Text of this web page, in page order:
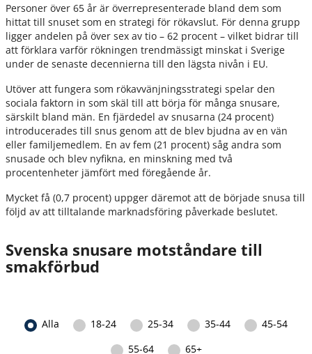
Personer över 65 år är överrepresenterade bland dem som
hittat till snuset som en strategi för rökavslut. För denna grupp
ligger andelen på över sex av tio – 62 procent – vilket bidrar till
att förklara varför rökningen trendmässigt minskat i Sverige
under de senaste decennierna till den lägsta nivån i EU.
Utöver att fungera som rökavvänjningsstrategi spelar den
sociala faktorn in som skäl till att börja för många snusare,
särskilt bland män. En fjärdedel av snusarna (24 procent)
introducerades till snus genom att de blev bjudna av en vän
eller familjemedlem. En av fem (21 procent) såg andra som
snusade och blev nyfikna, en minskning med två
procentenheter jämfört med föregående år.
Mycket få (0,7 procent) uppger däremot att de började snusa till
följd av att tilltalande marknadsföring påverkade beslutet.
Svenska snusare motståndare till
smakförbud